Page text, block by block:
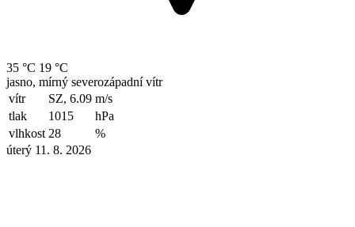
35 °C 19 °C
jasno, mírný severozápadní vítr
vítr
SZ, 6.09 m/s
tlak
1015
hPa
vlhkost 28
%
úterý 11. 8. 2026